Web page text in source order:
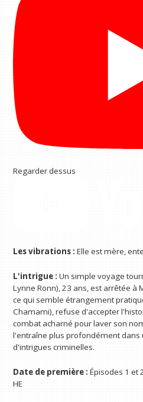
Regarder dessus
Les vibrations : Elle est mère,
L'intrigue : Un simple voyage
Lynne Ronn), 23 ans, est arrêtée à
ce qui semble étrangement
Chamami), refuse d'accepter
combat acharné pour laver son
l'entraîne plus profondément dans
d'intrigues criminelles.
Date de première : Épisodes 1 et
HE